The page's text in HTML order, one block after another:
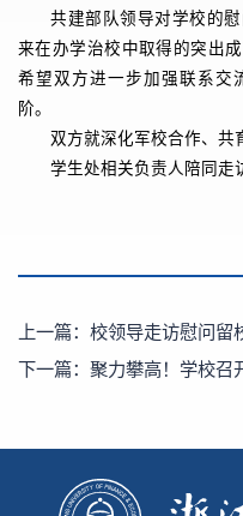
共建部队领导对学校的
来在办学治校中取得的突出
希望双方进一步加强联系交
阶。
双方就深化军校合作、共
学生处相关负责人陪同走
上一篇： 校领导走访慰问留
下一篇： 聚力攀高！学校召